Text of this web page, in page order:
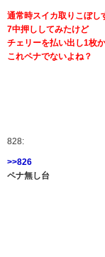
通常時スイカ取りこぼし
7中押ししてみたけど
チェリーを払い出し1枚
これペナでないよね？
828:
>>826
ペナ無し台